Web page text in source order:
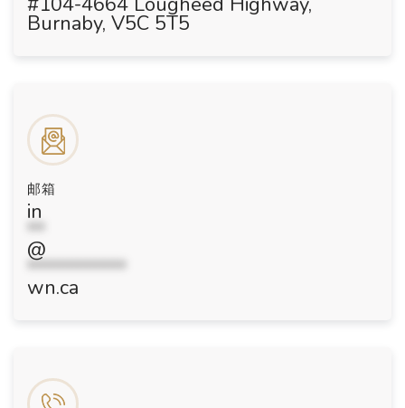
Burnaby, V5C 5T5
邮箱
in
**
@
***********
wn.ca